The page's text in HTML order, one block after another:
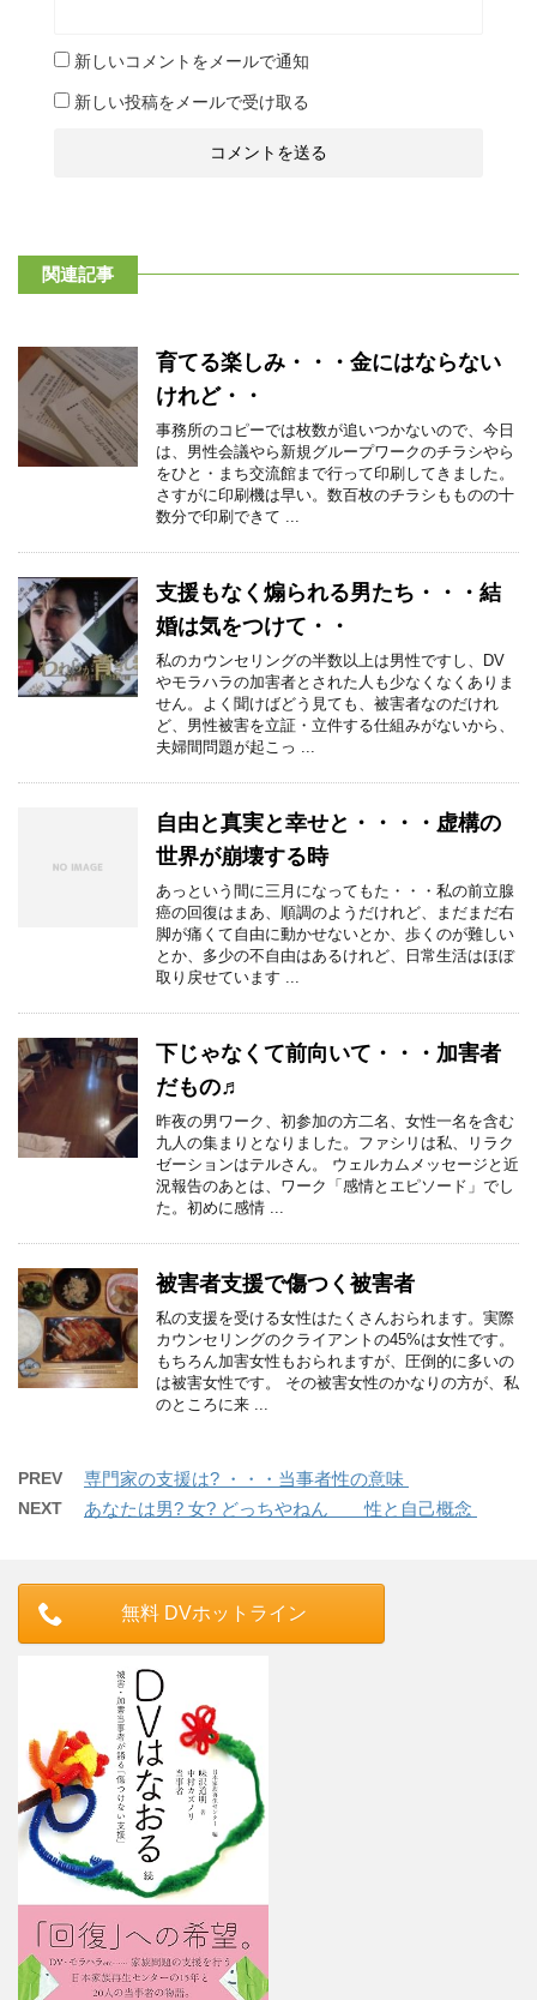
新しいコメントをメールで通知
新しい投稿をメールで受け取る
関連記事
育てる楽しみ・・・金にはならない
けれど・・
事務所のコピーでは枚数が追いつかないので、今日
は、男性会議やら新規グループワークのチラシやら
をひと・まち交流館まで行って印刷してきました。
さすがに印刷機は早い。数百枚のチラシもものの十
数分で印刷できて ...
支援もなく煽られる男たち・・・結
婚は気をつけて・・
私のカウンセリングの半数以上は男性ですし、DV
やモラハラの加害者とされた人も少なくなくありま
せん。よく聞けばどう見ても、被害者なのだけれ
ど、男性被害を立証・立件する仕組みがないから、
夫婦間問題が起こっ ...
自由と真実と幸せと・・・・虚構の
世界が崩壊する時
あっという間に三月になってもた・・・私の前立腺
癌の回復はまあ、順調のようだけれど、まだまだ右
脚が痛くて自由に動かせないとか、歩くのが難しい
とか、多少の不自由はあるけれど、日常生活はほぼ
取り戻せています ...
下じゃなくて前向いて・・・加害者
だもの♬
昨夜の男ワーク、初参加の方二名、女性一名を含む
九人の集まりとなりました。ファシリは私、リラク
ゼーションはテルさん。 ウェルカムメッセージと近
況報告のあとは、ワーク「感情とエピソード」でし
た。初めに感情 ...
被害者支援で傷つく被害者
私の支援を受ける女性はたくさんおられます。実際
カウンセリングのクライアントの45%は女性です。
もちろん加害女性もおられますが、圧倒的に多いの
は被害女性です。 その被害女性のかなりの方が、私
のところに来 ...
PREV 専門家の支援は? ・・・当事者性の意味
NEXT あなたは男? 女? どっちやねん 性と自己概念
無料 DVホットライン